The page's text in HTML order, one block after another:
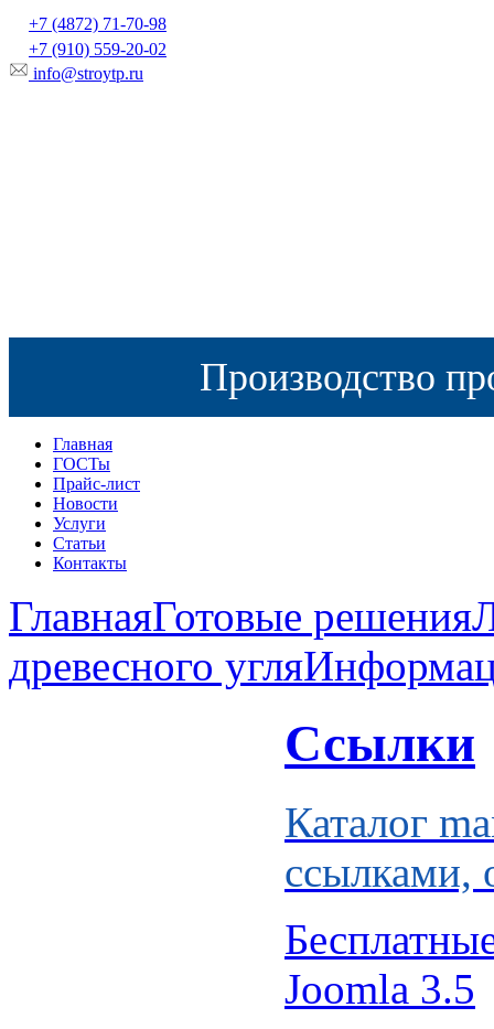
+7 (4872) 71-70-98
+7 (910) 559-20-02
info@stroytp.ru
Производство
Главная
ГОСТы
Прайс-лист
Новости
Услуги
Статьи
Контакты
ГлавнаяГотовые решения
древесного угля
Ссылки
Каталог
ссылками,
Joomla 3.5